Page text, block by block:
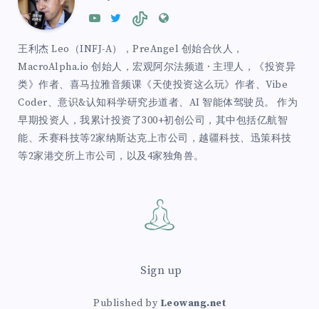
王利杰 Leo（INFJ-A），PreAngel 创始合伙人，
MacroAlpha.io 创始人，宏观阿尔法频道 · 主理人，《投资异
类》作者、喜马拉雅音频课《天使投资这么玩》作者、Vibe
Coder、意识&认知科学研究步道者、AI 智能体驾驶员。 作为
早期投资人，我累计投资了300+初创公司，其中包括亿航智
能、禾赛科技等2家纳斯达克上市公司，越疆科技、迅策科技
等2家港交所上市公司，以及4家独角兽。
Sign up
Published by Leowang.net